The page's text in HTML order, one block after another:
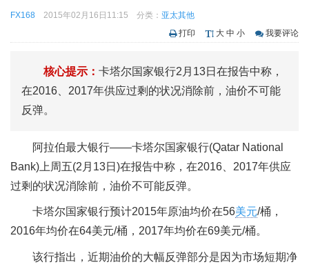
FX168 2015年02月16日11:15 分类： 亚太其他
打印
大 中 小 我要评论
核心提示： 卡塔尔国家银行2月13日在报告中称，
在2016、2017年供应过剩的状况消除前，油价不可能
反弹。
阿拉伯最大银行——卡塔尔国家银行(Qatar National
Bank)上周五(2月13日)在报告中称，在2016、2017年供应
过剩的状况消除前，油价不可能反弹。
卡塔尔国家银行预计2015年原油均价在56美元/桶，
2016年均价在64美元/桶，2017年均价在69美元/桶。
该行指出，近期油价的大幅反弹部分是因为市场短期净